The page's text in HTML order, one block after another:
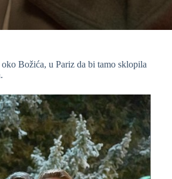
Božića, u Pariz da bi tamo sklopila